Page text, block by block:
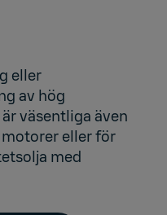
eller
av hög
väsentliga även
eller för
med